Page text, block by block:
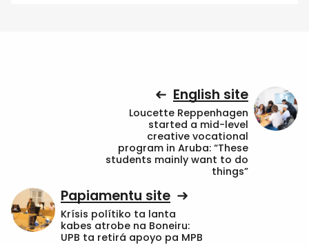
English site
Loucette Reppenhagen
started a mid-level
creative vocational
program in Aruba: “These
students mainly want to do
things”
Papiamentu site
Krísis polítiko ta lanta
kabes atrobe na Boneiru:
UPB ta retirá apoyo pa MPB